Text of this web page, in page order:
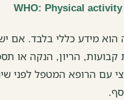
WHO: Physical
מידע כללי בלבד. אם
קבועות, הריון, הנקה או
עם הרופא המטפל לפני